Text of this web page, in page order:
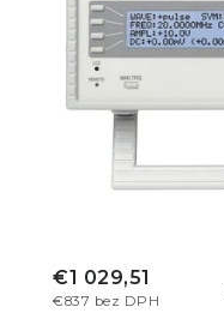
€837 bez DPH
€1 029,51